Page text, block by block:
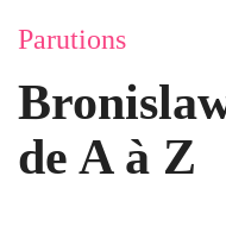
Parutions
de A à Z